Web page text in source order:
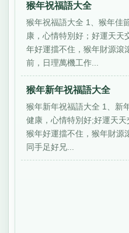
猴年祝福語大全
猴年祝福語大全 1、猴年佳
康，心情特別好；好運天天
年好運擋不住，猴年財源滾
前，日理萬機工作...
猴年新年祝福語大全
猴年新年祝福語大全 1、新
健康，心情特別好;好運天天
猴年好運擋不住，猴年財源
同手足好兄...